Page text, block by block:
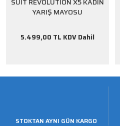
YARIŞ MAYOSU
5.499,00 TL KDV Dahil
STOKTAN AYNI GÜN KARGO